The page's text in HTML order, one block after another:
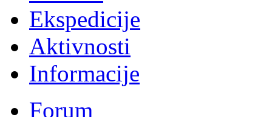
Ekspedicije
Aktivnosti
Informacije
Forum